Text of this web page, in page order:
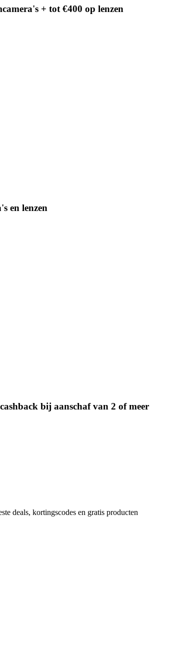
+ tot €400 op lenzen
en lenzen
bij aanschaf van 2 of meer
deals, kortingscodes en gratis producten